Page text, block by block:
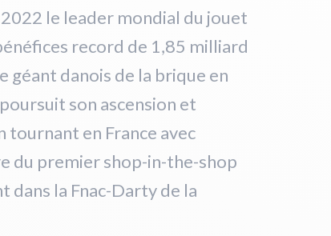
le leader mondial du jouet
record de 1,85 milliard
géant danois de la brique en
son ascension et
tournant en France avec
du premier shop-in-the-shop
dans la Fnac-Darty de la